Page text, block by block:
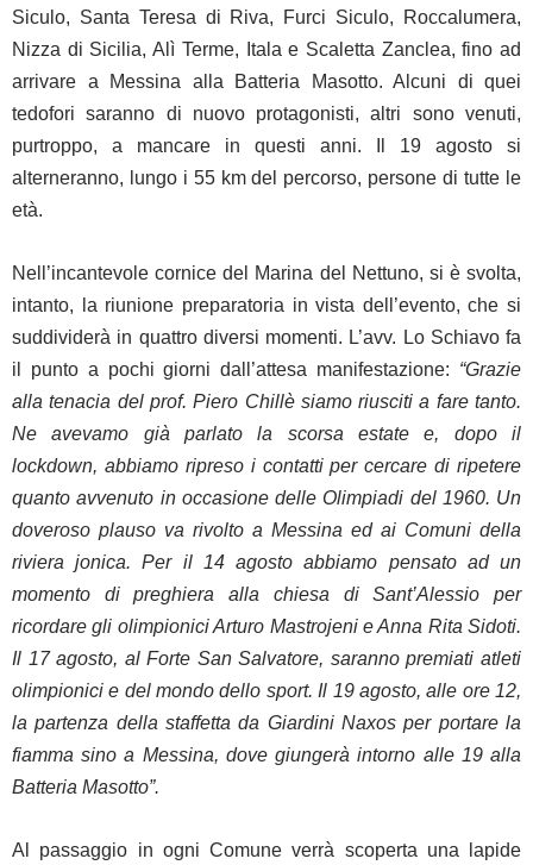
Siculo, Santa Teresa di Riva, Furci Siculo, Roccalumera,
Nizza di Sicilia, Alì Terme, Itala e Scaletta Zanclea, fino ad
arrivare a Messina alla Batteria Masotto. Alcuni di quei
tedofori saranno di nuovo protagonisti, altri sono venuti,
purtroppo, a mancare in questi anni. Il 19 agosto si
alterneranno, lungo i 55 km del percorso, persone di tutte le
età.
Nell’incantevole cornice del Marina del Nettuno, si è svolta,
intanto, la riunione preparatoria in vista dell’evento, che si
suddividerà in quattro diversi momenti. L’avv. Lo Schiavo fa
il punto a pochi giorni dall’attesa manifestazione: “Grazie
alla tenacia del prof. Piero Chillè siamo riusciti a fare tanto.
Ne avevamo già parlato la scorsa estate e, dopo il
lockdown, abbiamo ripreso i contatti per cercare di ripetere
quanto avvenuto in occasione delle Olimpiadi del 1960. Un
doveroso plauso va rivolto a Messina ed ai Comuni della
riviera jonica. Per il 14 agosto abbiamo pensato ad un
momento di preghiera alla chiesa di Sant’Alessio per
ricordare gli olimpionici Arturo Mastrojeni e Anna Rita Sidoti.
Il 17 agosto, al Forte San Salvatore, saranno premiati atleti
olimpionici e del mondo dello sport. Il 19 agosto, alle ore 12,
la partenza della staffetta da Giardini Naxos per portare la
fiamma sino a Messina, dove giungerà intorno alle 19 alla
Batteria Masotto”.
Al passaggio in ogni Comune verrà scoperta una lapide